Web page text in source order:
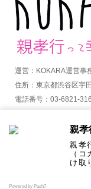
運営：KOKARA運営事
住所：東京都渋谷区宇
電話番号：03-6821-
親孝
（
け取
Powered by Push7